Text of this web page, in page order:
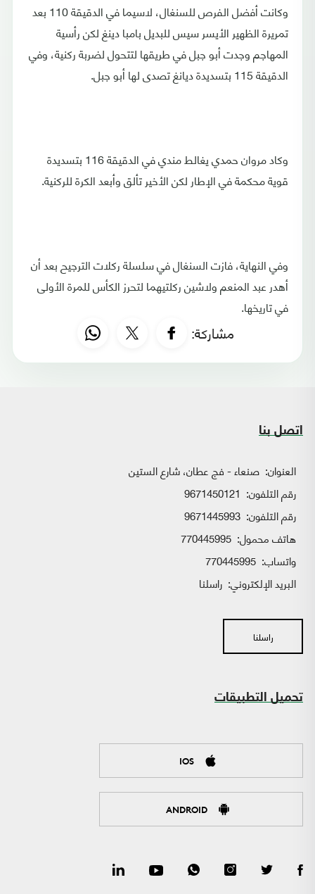
وكانت أفضل الفرص للسنغال، لاسيما في الدقيقة 110 بعد
تمريرة الظهير الأيسر سيس للبديل بامبا دينغ لكن رأسية
المهاجم وجدت أبو جبل في طريقها لتتحول لضربة ركنية، وفي
الدقيقة 115 بتسديدة ديانغ تصدى لها أبو جبل.
وكاد مروان حمدي يغالط مندي في الدقيقة 116 بتسديدة
قوية محكمة في الإطار لكن الأخير تألق وأبعد الكرة للركنية.
وفي النهاية، فازت السنغال في سلسلة ركلات الترجيح بعد أن
أهدر عبد المنعم ولاشين ركلتيهما لتحرز الكأس للمرة الأولى
في تاريخها.
مشاركة:
اتصل بنا
العنوان: صنعاء - فج عطان، شارع الستين
رقم التلفون: 9671450121
رقم التلفون: 9671445993
هاتف محمول: 770445995
واتساب:
البريد الإلكتروني: راسلنا
راسلنا
تحميل التطبيقات
IOS
ANDROID